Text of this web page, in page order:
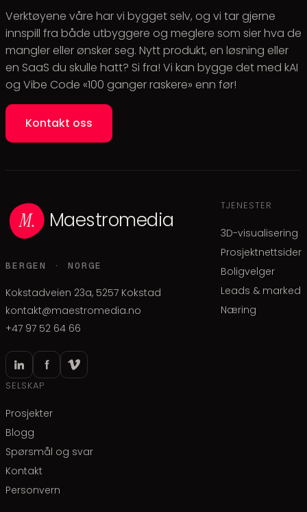
Verktøyene våre har vi bygget selv, og vi tar gjerne
innspill fra både utbyggere og meglere som sier hva de
mangler eller ønsker seg. Nytt produkt, en løsning eller
en SaaS du skulle hatt? Si fra! Vi kan bygge det med kAI
og Vibe Code «100 ganger raskere» enn før!
Kontakt oss
Maestromedia
BERGEN · NORGE
Kokstadveien 23a, 5257 Kokstad
kontakt@maestromedia.no
+47 97 52 64 66
TJENESTER
3D-visualisering
Prosjektnettsider
Boligvelger
Leads & marked
Næring
SELSKAP
Prosjekter
Blogg
Spørsmål og svar
Kontakt
Personvern